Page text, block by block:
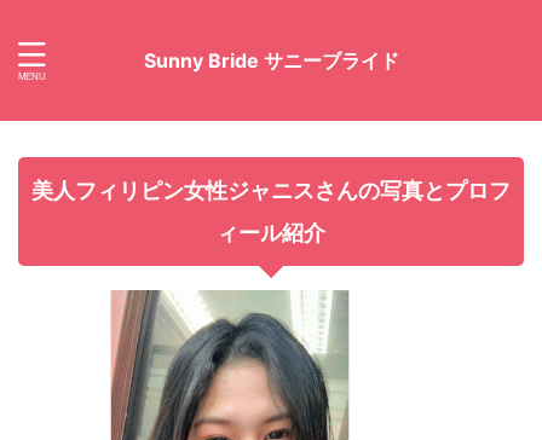
Sunny Bride サニーブライド
美人フィリピン女性ジャニスさんの写真とプロフ
ィール紹介